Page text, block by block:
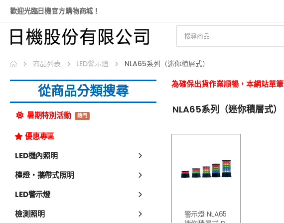
歡迎光臨日機官方購物商城！
商品列表 LED警示燈 NLA65系列（迷你積層式）
從商品分類搜尋
暑期特別活動 熱門
優惠專區
LED機內照明
檯燈・攜帶式照明
LED警示燈
檢測照明
為確保出貨作業順暢，本網站單
NLA65系列（迷你積層式）
警示燈 NLA65